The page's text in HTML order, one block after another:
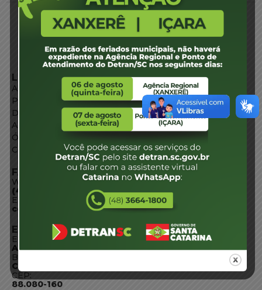
LINKS EXTERNOS
Agência de Notícias
Portal de Serviços
Diário Oficial
Acesso à Informação
Órgãos do Governo
Conheça SC
FALE CONOSCO
WhatsApp:
(48) 3664-1800
E-mail:
centraldeinformacoes@detran.sc.gov.br
ENDEREÇO
Endereço:
Av. Almirante Tamandaré - 480
Bairro:
Coqueiros, Florianópolis SC
CEP:
88.080-160